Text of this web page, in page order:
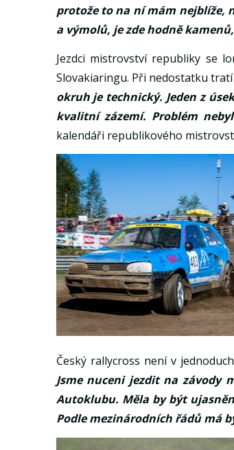
protože to na ní mám nejblíže,
a výmolů, je zde hodně
Jezdci mistrovství republiky se
Slovakiaringu. Při nedostatku
okruh je technický. Jeden z
kvalitní zázemí. Problém
kalendáři republikového
Český rallycross není v
Jsme nuceni jezdit na závody
Autoklubu. Měla by být
Podle mezinárodních řádů má